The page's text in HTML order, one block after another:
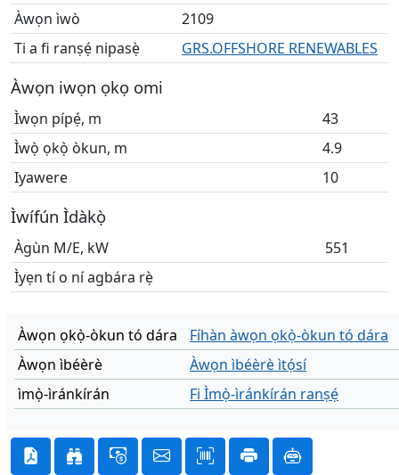
Àwọn ìwò
2109
Ti a fi ranṣẹ́ nipasẹ̀
GRS.OFFSHORE RENEWABLES
Àwọn iwọn ọkọ omi
Ìwọn pípẹ́, m
43
Ìwọ̀ ọkọ̀ òkun, m
4.9
Iyawere
10
Ìwífún Ìdàkọ̀
Àgùn M/E, kW
551
Ìyẹn tí o ní agbára rẹ̀
Àwọn ọkọ̀-òkun tó dára
Fíhàn àwọn ọkọ̀-òkun tó dára
Àwọn ìbéèrè
Àwọn ìbéèrè ìtọ́sí
ìmọ̀-ìránkírán
Fi Ìmọ̀-ìránkírán ranṣẹ́